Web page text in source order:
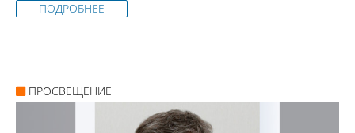
ПОДРОБНЕЕ
ПРОСВЕЩЕНИЕ